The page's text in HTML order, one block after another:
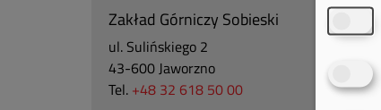
Zakład Górniczy Sobieski
ul. Sulińskiego 2
43-600 Jaworzno
Tel. +48 32 618 50 00